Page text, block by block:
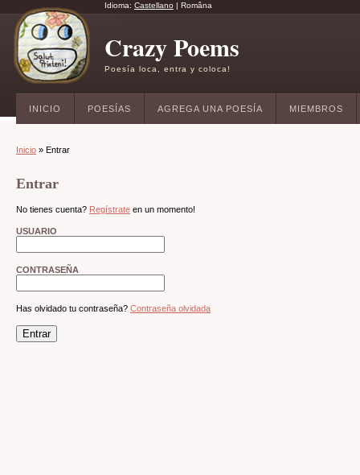
Idioma: Castellano | Româna
Crazy Poems
Poesía loca, entra y coloca!
INICIO POESÍAS AGREGA UNA POESÍA MIEMBROS
Inicio » Entrar
Entrar
No tienes cuenta? Regístrate en un momento!
USUARIO
CONTRASEÑA
Has olvidado tu contraseña? Contraseña olvidada